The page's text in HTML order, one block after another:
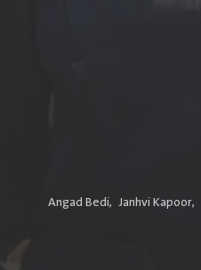
Angad Bedi, Janhvi Kapoor,